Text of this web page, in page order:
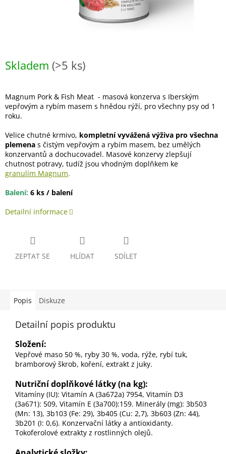
Skladem (>5 ks)
Magnum Pork & Fish Meat - masová konzerva s Iberským
vepřovým a rybím masem s hnědou rýží, pro všechny psy od 1
roku.
Velice chutné krmivo, kompletní vyvážená výživa pro všechna
plemena s čistým vepřovým a rybím masem, bez umělých
konzervantů a dochucovadel. Masové konzervy zlepšují
chutnost potravy, tudíž jsou vhodným doplňkem ke
granulím Magnum.
Balení: 6 ks / balení
Detailní informace
ZEPTAT SE HLÍDAT SDÍLET
Popis Diskuze
Detailní popis produktu
Složení:
Vepřové maso 50 %, ryby 30 %, voda, rýže, rybí tuk,
bramborový škrob, koření, extrakt z juky.
Nutriční doplňkové látky (na kg):
Vitamíny (IU): Vitamín A (3a672a) 7954, Vitamín D3
(3a671): 509, Vitamín E (3a700):159. Minerály (mg): 3b503
(Mn: 13), 3b103 (Fe: 29), 3b405 (Cu: 2,7), 3b603 (Zn: 44),
3b201 (I: 0,6). Konzervační látky a antioxidanty.
Tokoferolové extrakty z rostlinných olejů.